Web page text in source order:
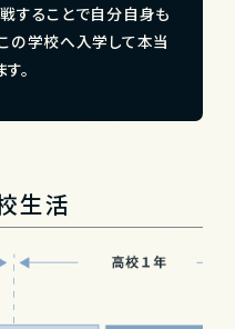
することで自分自身も
の学校へ入学して本当
。
生活